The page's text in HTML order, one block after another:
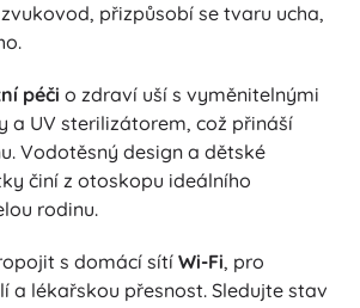
přizpůsobí se tvaru ucha,
péči o zdraví uší s vyměnitelnými
a UV sterilizátorem, což přináší
Vodotěsný design a dětské
činí z otoskopu ideálního
rodinu.
s domácí sítí Wi-Fi, pro
a lékařskou přesnost. Sledujte stav